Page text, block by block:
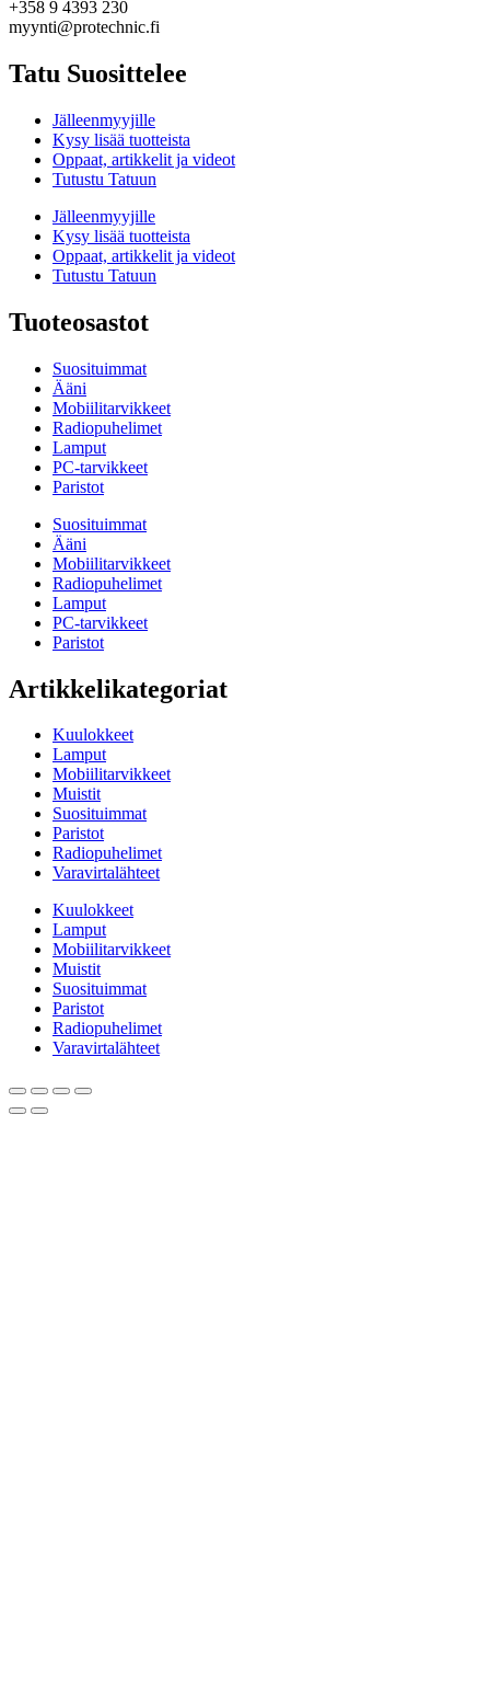
+358 9 4393 230
myynti@protechnic.fi
Tatu Suosittelee
Jälleenmyyjille
Kysy lisää tuotteista
Oppaat, artikkelit ja videot
Tutustu Tatuun
Jälleenmyyjille
Kysy lisää tuotteista
Oppaat, artikkelit ja videot
Tutustu Tatuun
Tuoteosastot
Suosituimmat
Ääni
Mobiilitarvikkeet
Radiopuhelimet
Lamput
PC-tarvikkeet
Paristot
Suosituimmat
Ääni
Mobiilitarvikkeet
Radiopuhelimet
Lamput
PC-tarvikkeet
Paristot
Artikkelikategoriat
Kuulokkeet
Lamput
Mobiilitarvikkeet
Muistit
Suosituimmat
Paristot
Radiopuhelimet
Varavirtalähteet
Kuulokkeet
Lamput
Mobiilitarvikkeet
Muistit
Suosituimmat
Paristot
Radiopuhelimet
Varavirtalähteet